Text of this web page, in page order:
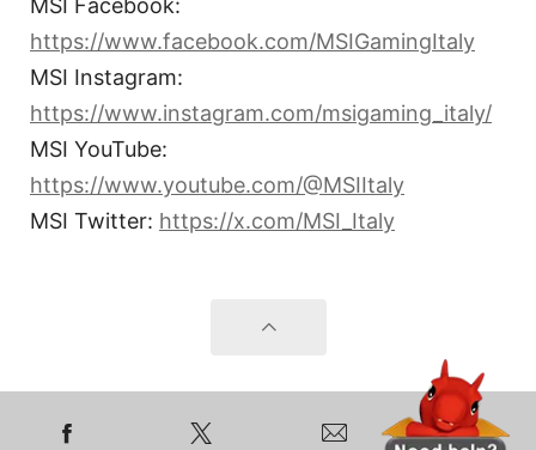
MSI Facebook:
https://www.facebook.com/MSIGamingItaly
MSI Instagram:
https://www.instagram.com/msigaming_italy/
MSI YouTube:
https://www.youtube.com/@MSIItaly
MSI Twitter: https://x.com/MSI_Italy